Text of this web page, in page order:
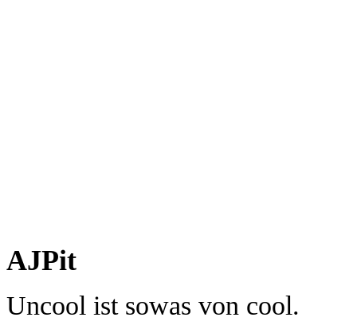
AJPit
Uncool ist sowas von cool.